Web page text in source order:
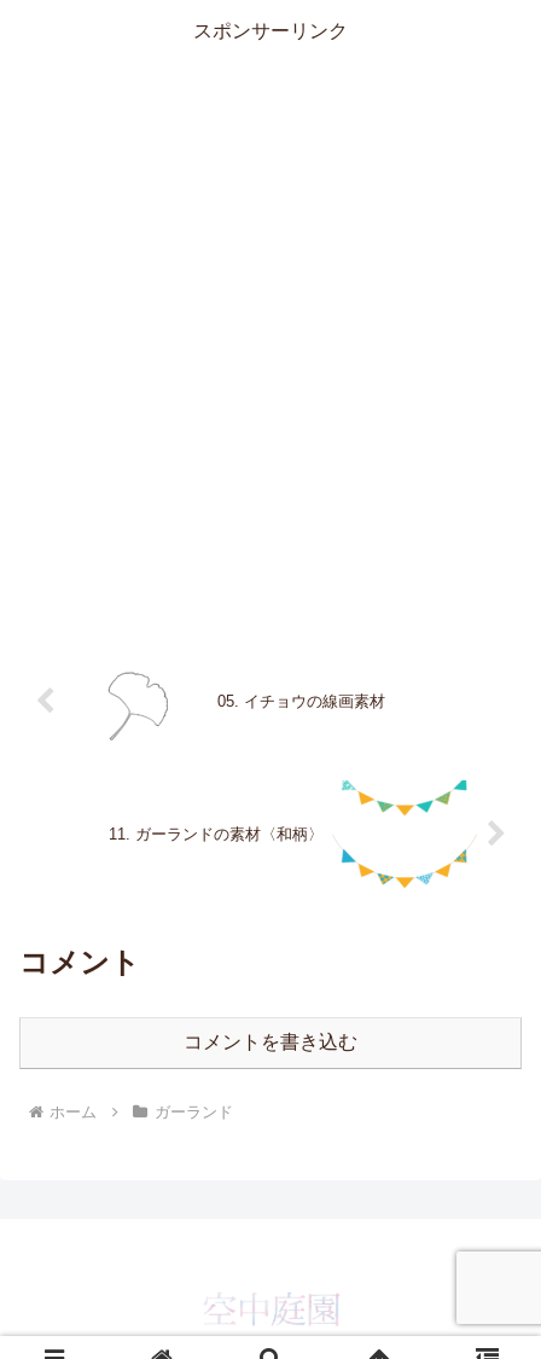
スポンサーリンク
05. イチョウの線画素材
11. ガーランドの素材〈和柄〉
コメント
コメントを書き込む
ホーム ガーランド